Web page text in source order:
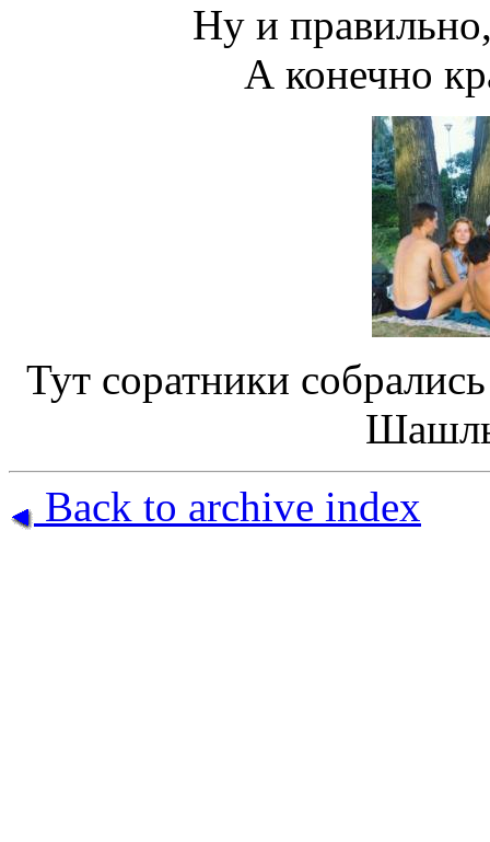
Ну и
А конечно
Тут соратники
Back to archive index